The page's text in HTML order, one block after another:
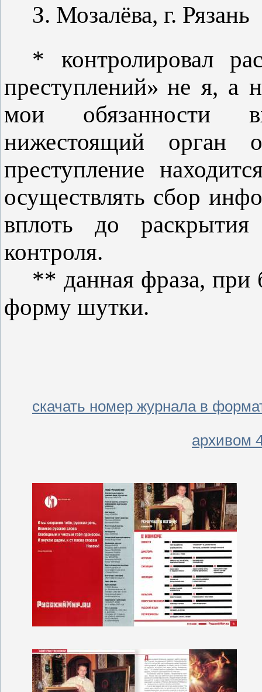
З. Мозалёва, г. Рязань
*
контролировал
преступлений» не я, а
мои обязанности
нижестоящий
преступление
осуществлять сбор
вплоть до
контроля.
** данная фраза, при
форму шутки.
скачать номер журнала в
архивом